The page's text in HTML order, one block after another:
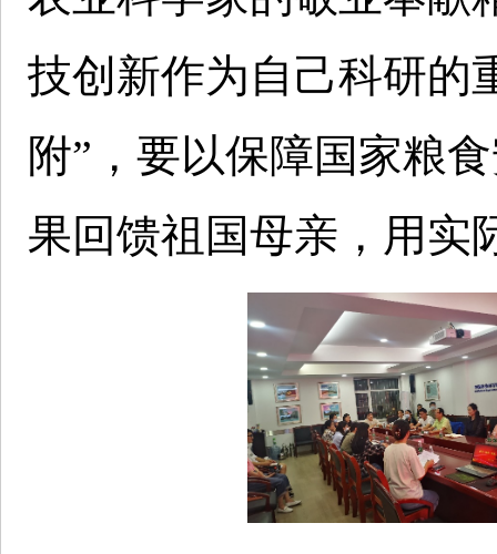
技创新作为自己科研的
附”，要以保障国家粮
果回馈祖国母亲，用实